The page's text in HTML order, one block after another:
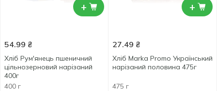
+
54.99 ₴
Хліб Рум'янець пшеничний
цільнозерновий нарізаний
400г
400 г
+
27.49 ₴
Хліб Marka Promo Український
нарізаний половина 475г
475 г